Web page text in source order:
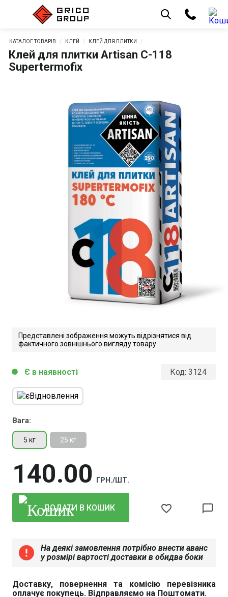
КАТАЛОГ ТОВАРІВ КЛЕЙ КЛЕЙ ДЛЯ ПЛИТКИ
Клей для плитки Artisan C-118
Supertermofix
Представлені зображення можуть відрізнятися від
фактичного зовнішнього вигляду товару
Код: 3124
Вага:
5 кг 25 кг
140 00 ГРН./ШТ.
circle Є в наявності
ДОДАТИ В КОШИК favorite_border chat_bubble_outline
error
На деякі замовлення потрібно внести аванс
у розмірі вартості доставки в обидва боки
Доставку, повернення та комісію перевізника
оплачує покупець. Відправляємо на Поштомати.